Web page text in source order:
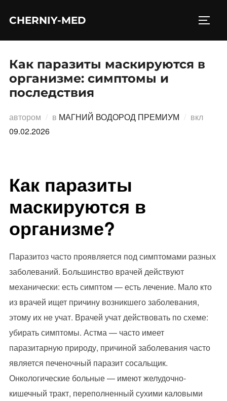
CHERNIY-MED
Как паразиты маскируются в
организме: симптомы и
последствия
автором в МАГНИЙ ВОДОРОД ПРЕМИУМ вкл
09.02.2026
Как паразиты
маскируются в
организме?
Паразитоз часто проявляется под симптомами разных
заболеваний. Большинство врачей действуют
механически: есть симптом — есть лечение. Мало кто
из врачей ищет причину возникшего заболевания,
этому их не учат. Врачей учат действовать по схеме:
убирать симптомы. Астма — часто имеет
паразитарную природу, причиной заболевания часто
является печеночный паразит сосальщик.
Онкологические больные — имеют желудочно-
кишечный тракт, переполненный сухими каловыми